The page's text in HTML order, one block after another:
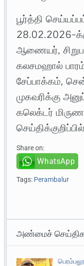
பூர்த்தி
28.02.2026-
ஆணையர்,
கலசமஹால்
சேப்பாக்கம்,
முகவரிக்கு
கலெக்டர்
Share on:
WhatsApp
Tags: Perambalur
அண்மைச்